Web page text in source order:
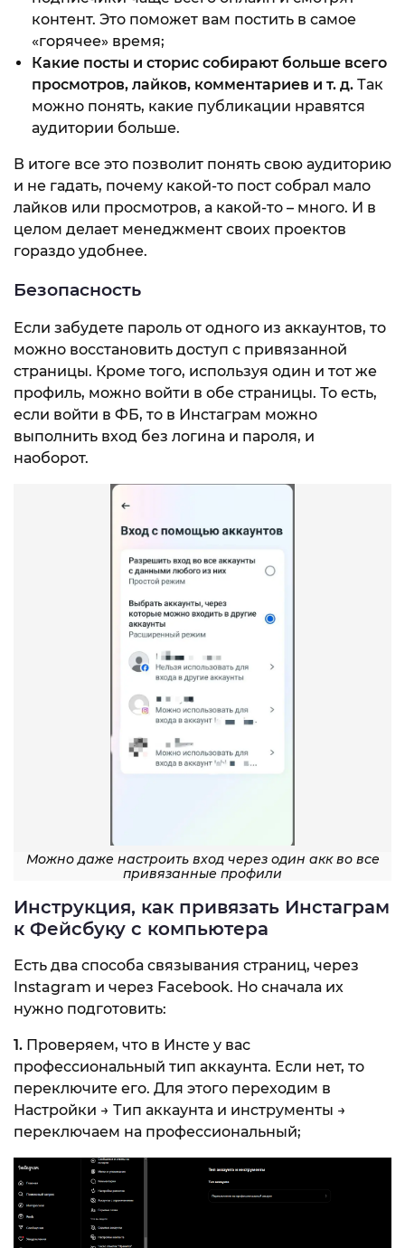
контент. Это поможет вам постить в самое
«горячее» время;
Какие посты и сторис собирают больше всего
просмотров, лайков, комментариев и т. д. Так
можно понять, какие публикации нравятся
аудитории больше.
В итоге все это позволит понять свою аудиторию
и не гадать, почему какой-то пост собрал мало
лайков или просмотров, а какой-то – много. И в
целом делает менеджмент своих проектов
гораздо удобнее.
Безопасность
Если забудете пароль от одного из аккаунтов, то
можно восстановить доступ с привязанной
страницы. Кроме того, используя один и тот же
профиль, можно войти в обе страницы. То есть,
если войти в ФБ, то в Инстаграм можно
выполнить вход без логина и пароля, и
наоборот.
Можно даже настроить вход через один акк во все
привязанные профили
Инструкция, как привязать Инстаграм
к Фейсбуку с компьютера
Есть два способа связывания страниц, через
Instagram и через Facebook. Но сначала их
нужно подготовить:
1. Проверяем, что в Инсте у вас
профессиональный тип аккаунта. Если нет, то
переключите его. Для этого переходим в
Настройки → Тип аккаунта и инструменты →
переключаем на профессиональный;